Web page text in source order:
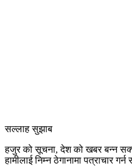
सल्लाह सुझाब
हजुर को सूचना, देश को खबर बन्न
हामीलाई निम्न ठेगानामा पत्राचार